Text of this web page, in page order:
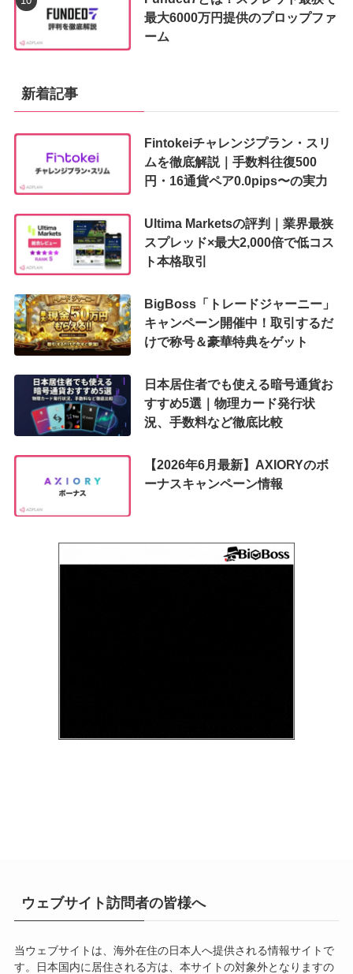
最大6000万円提供のプロップファ
ーム
新着記事
Fintokeiチャレンジプラン・スリ
ムを徹底解説｜手数料往復500
円・16通貨ペア0.0pips〜の実力
Ultima Marketsの評判｜業界最狭
スプレッド×最大2,000倍で低コス
ト本格取引
BigBoss「トレードジャーニー」
キャンペーン開催中！取引するだ
けで称号＆豪華特典をゲット
日本居住者でも使える暗号通貨お
すすめ5選｜物理カード発行状
況、手数料など徹底比較
【2026年6月最新】AXIORYのボ
ーナスキャンペーン情報
ウェブサイト訪問者の皆様へ
当ウェブサイトは、海外在住の日本人へ提供される情報サイトで
す。日本国内に居住される方は、本サイトの対象外となりますの